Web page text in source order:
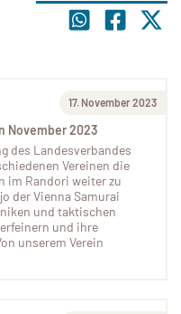
17. November 2023
November 2023
des Landesverbandes
Vereinen die
im Randori weiter zu
der Vienna Samurai
und taktischen
und ihre
unserem Verein